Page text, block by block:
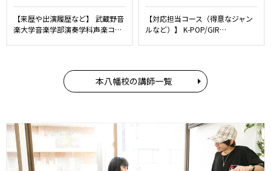
ッスン
ボイストレーニング
【来歴や出演履歴など】 武蔵野音
楽大学音楽学部演奏学科声楽コ…
【対応担当コース（得意なジャン
ルなど）】 K-POP/GIR…
本八幡校の講師一覧